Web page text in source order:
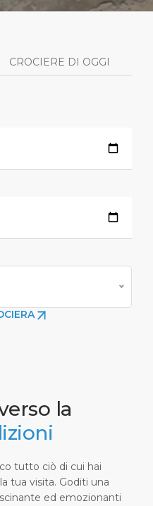
Ristoranti
& ambiente
CROCIERE DI OGGI
la
tutto ciò di cui hai
tua visita. Goditi una
ed emozionanti